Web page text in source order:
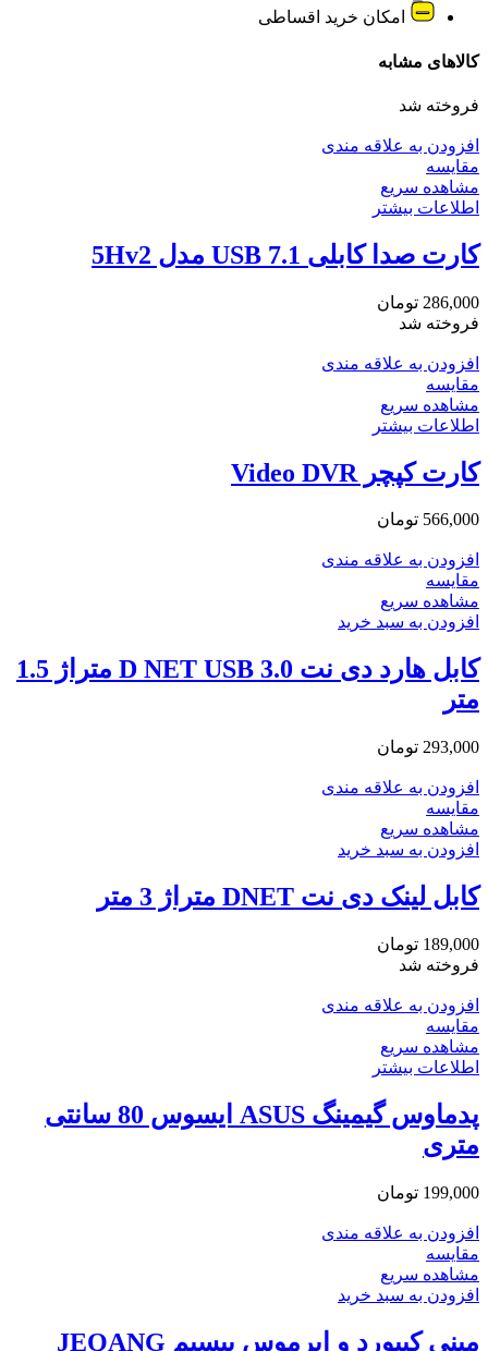
امکان خرید اقساطی
کالاهای مشابه
فروخته شد
افزودن به علاقه مندی
مقایسه
مشاهده سریع
اطلاعات بیشتر
کارت صدا کابلی USB 7.1 مدل 5Hv2
286,000 تومان
فروخته شد
افزودن به علاقه مندی
مقایسه
مشاهده سریع
اطلاعات بیشتر
کارت کپچر Video DVR
566,000 تومان
افزودن به علاقه مندی
مقایسه
مشاهده سریع
افزودن به سبد خرید
کابل هارد دی نت D NET USB 3.0 متراژ 1.5
متر
293,000 تومان
افزودن به علاقه مندی
مقایسه
مشاهده سریع
افزودن به سبد خرید
کابل لینک دی نت DNET متراژ 3 متر
189,000 تومان
فروخته شد
افزودن به علاقه مندی
مقایسه
مشاهده سریع
اطلاعات بیشتر
پدماوس گیمینگ ASUS ایسوس 80 سانتی
متری
199,000 تومان
افزودن به علاقه مندی
مقایسه
مشاهده سریع
افزودن به سبد خرید
مینی کیبورد و ایرموس بیسیم JEQANG